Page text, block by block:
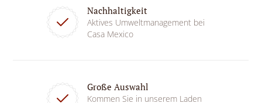
Nachhaltigkeit
Aktives Umweltmanagement bei
Casa Mexico
Große Auswahl
Kommen Sie in unserem Laden